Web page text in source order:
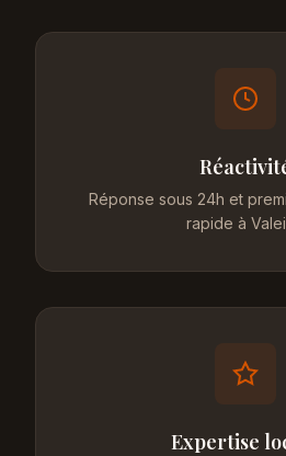
Réponse sous 24h et
rapide à
Expertise